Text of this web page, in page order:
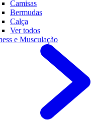
Camisas
Bermudas
Calça
Ver todos
e Musculação